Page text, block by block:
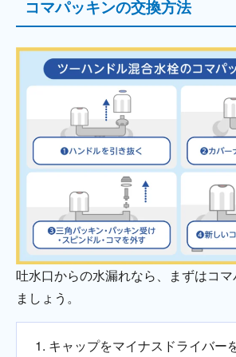
コマパッキンの交換方法
吐水口からの水漏れなら、まずはコ
ましょう。
キャップをマイナスドライバー